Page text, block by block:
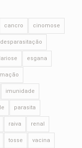
cancro cinomose
desparasitação
esgana
imunidade
parasita
raiva renal
tosse vacina